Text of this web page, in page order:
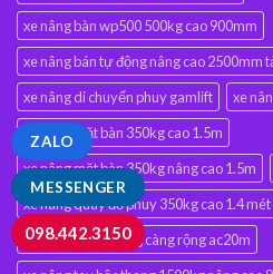
xe nâng bàn wp500 500kg cao 900mm
xe nâng bán tự động nâng cao 2500mm
xe nâng di chuyển phuy gamlift
xe
xe nâng mặt bàn 350kg cao 1.5m
xe nâng mặt bàn 350kg nâng cao 1.5m
xe nâng quay đổ phuy 350kg cao 1.4 mét
xe nâng tay 2000kg càng rộng ac20m
MESSENGER
ZALO
098.442.3150